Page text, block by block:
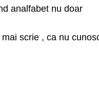
analfabet nu doar
scrie , ca nu